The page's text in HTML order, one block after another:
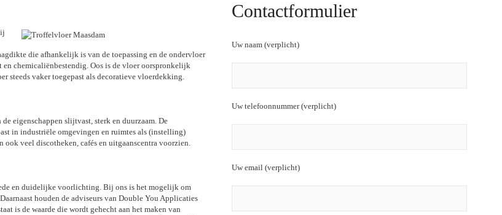
die afhankelijk is van de toepassing en de ondervloer
chemicaliënbestendig. Oos is de vloer oorspronkelijk
steeds vaker toegepast als decoratieve vloerdekking.
eigenschappen slijtvast, sterk en duurzaam. De
in industriële omgevingen en ruimtes als (instelling)
ook veel discotheken, cafés en uitgaanscentra voorzien.
en duidelijke voorlichting. Bij ons is het mogelijk om
houden de adviseurs van Double You Applicaties
is de waarde die wordt gehecht aan het maken van
Contactformulier
Uw naam (verplicht)
Uw telefoonnummer (verplicht)
Uw email (verplicht)